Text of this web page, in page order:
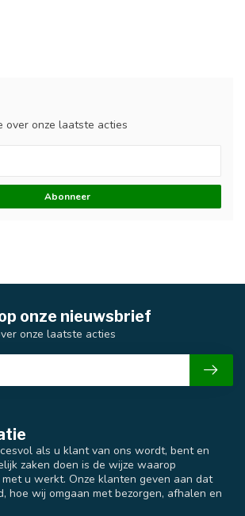
over onze laatste acties
Abonneer
als u klant van ons wordt, bent en
zaken doen is de wijze waarop
u werkt. Onze klanten geven aan dat
hoe wij omgaan met bezorgen, afhalen en
onze nieuwsbrief
onze laatste acties